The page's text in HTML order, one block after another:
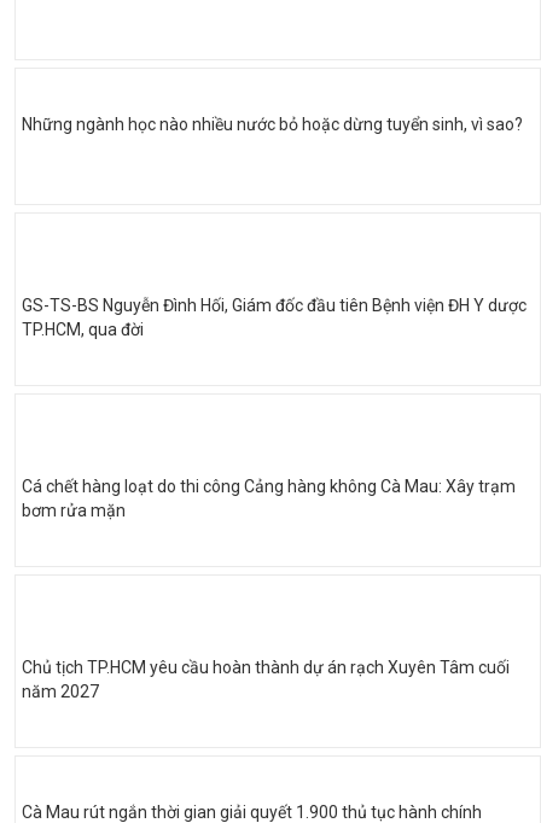
Những ngành học nào nhiều nước bỏ hoặc dừng tuyển sinh, vì sao?
GS-TS-BS Nguyễn Đình Hối, Giám đốc đầu tiên Bệnh viện ĐH Y dược
TP.HCM, qua đời
Cá chết hàng loạt do thi công Cảng hàng không Cà Mau: Xây trạm
bơm rửa mặn
Chủ tịch TP.HCM yêu cầu hoàn thành dự án rạch Xuyên Tâm cuối
năm 2027
Cà Mau rút ngắn thời gian giải quyết 1.900 thủ tục hành chính